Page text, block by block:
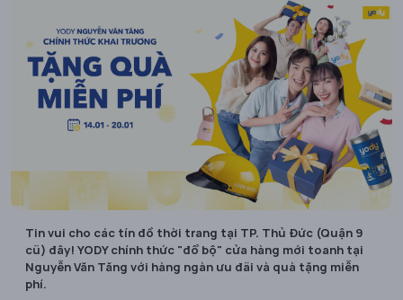
Tin vui cho các tín đồ thời trang tại TP. Thủ Đức (Quận 9
cũ) đây! YODY chính thức "đổ bộ" cửa hàng mới toanh tại
Nguyễn Văn Tăng với hàng ngàn ưu đãi và quà tặng miễn
phí.